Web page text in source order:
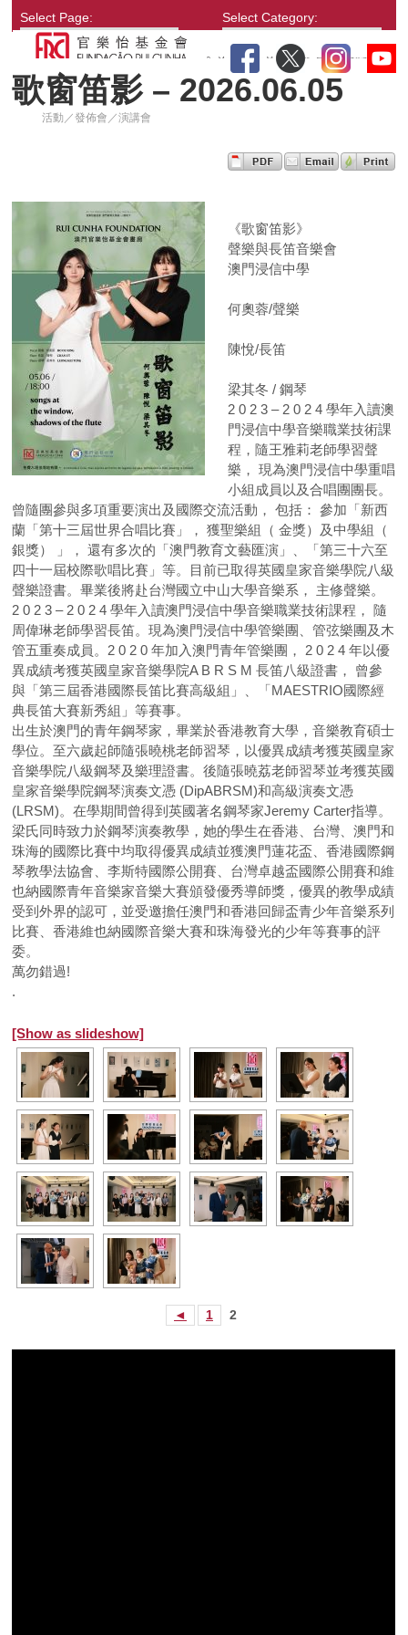
Select Page: Select Category:
歌窗笛影 – 2026.06.05
活動／發佈會／演講會
《歌窗笛影》
聲樂與長笛音樂會
澳門浸信中學
何奧蓉/聲樂
陳悅/長笛
梁其冬 / 鋼琴
2 0 2 3 – 2 0 2 4 學年入讀澳
門浸信中學音樂職業技術課
程，隨王雅莉老師學習聲
樂， 現為澳門浸信中學重唱
小組成員以及合唱團團長。
曾隨團參與多項重要演出及國際交流活動， 包括： 參加「新西
蘭「第十三屆世界合唱比賽」， 獲聖樂組（ 金獎）及中學組（
銀獎） 」， 還有多次的「澳門教育文藝匯演」、「第三十六至
四十一屆校際歌唱比賽」等。目前已取得英國皇家音樂學院八級
聲樂證書。畢業後將赴台灣國立中山大學音樂系， 主修聲樂。
2 0 2 3 – 2 0 2 4 學年入讀澳門浸信中學音樂職業技術課程， 隨
周偉琳老師學習長笛。現為澳門浸信中學管樂團、管弦樂團及木
管五重奏成員。2 0 2 0 年加入澳門青年管樂團， 2 0 2 4 年以優
異成績考獲英國皇家音樂學院A B R S M 長笛八級證書， 曾參
與「第三屆香港國際長笛比賽高級組」、「MAESTRIO國際經
典長笛大賽新秀組」等賽事。
出生於澳門的青年鋼琴家，畢業於香港教育大學，音樂教育碩士
學位。至六歲起師隨張曉桃老師習琴，以優異成績考獲英國皇家
音樂學院八級鋼琴及樂理證書。後隨張曉荔老師習琴並考獲英國
皇家音樂學院鋼琴演奏文憑 (DipABRSM)和高級演奏文憑
(LRSM)。在學期間曾得到英國著名鋼琴家Jeremy Carter指導。
梁氏同時致力於鋼琴演奏教學，她的學生在香港、台灣、澳門和
珠海的國際比賽中均取得優異成績並獲澳門蓮花盃、香港國際鋼
琴教學法協會、李斯特國際公開賽、台灣卓越盃國際公開賽和維
也納國際青年音樂家音樂大賽頒發優秀導師獎，優異的教學成績
受到外界的認可，並受邀擔任澳門和香港回歸盃青少年音樂系列
比賽、香港維也納國際音樂大賽和珠海發光的少年等賽事的評
委。
萬勿錯過!
.
[Show as slideshow]
◄ 1 2